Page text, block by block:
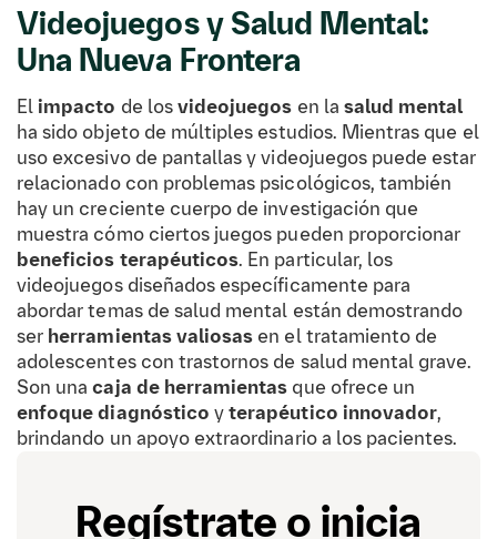
Videojuegos y Salud Mental:
Una Nueva Frontera
Elimpacto de losvideojuegos en la salud mental
ha sido objeto de múltiples estudios. Mientras que el
uso excesivo de pantallas y videojuegos puede estar
relacionado con problemas psicológicos, también
hay un creciente cuerpo de investigación que
muestra cómo ciertos juegos pueden proporcionar
beneficios terapéuticos. En particular, los
videojuegos diseñados específicamente para
abordar temas de salud mental están demostrando
ser herramientas valiosas en el tratamiento de
adolescentes con trastornos de salud mental grave.
Son unacaja de herramientas que ofrece un
enfoque diagnósticoyterapéutico innovador,
brindando un apoyo extraordinario a los pacientes.
Regístrate o inicia